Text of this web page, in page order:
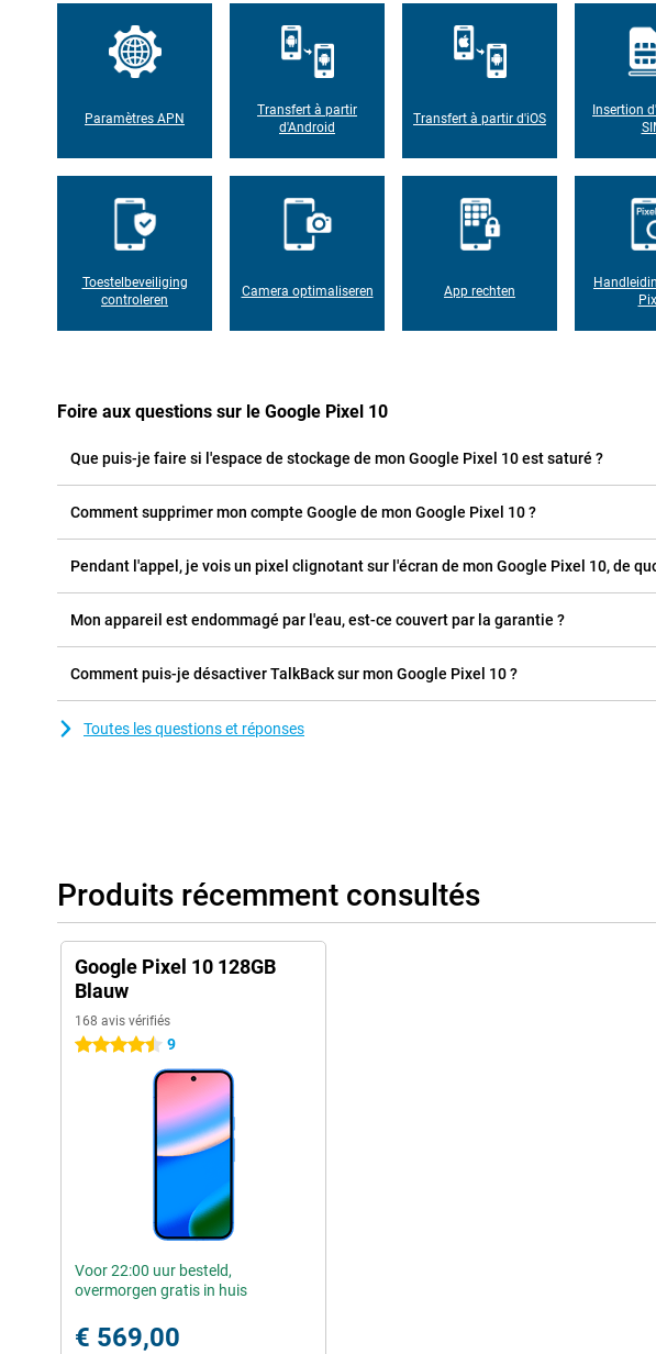
Paramètres APN
Transfert à partir
d'Android
Transfert à partir d'iOS
Insertion
Toestelbeveiliging
controleren
Camera optimaliseren App rechten
Foire aux questions sur le Google Pixel 10
Que puis-je faire si l'espace de stockage de mon Google Pixel 10 est saturé ?
Comment supprimer mon compte Google de mon Google Pixel 10 ?
Pendant l'appel, je vois un pixel clignotant sur l'écran de mon Google Pixel 10, de
Mon appareil est endommagé par l'eau, est-ce couvert par la garantie ?
Comment puis-je désactiver TalkBack sur mon Google Pixel 10 ?
Toutes les questions et réponses
Produits récemment consultés
Google Pixel 10 128GB
Blauw
168 avis vérifiés
4.5 étoiles 9
Voor 22:00 uur besteld,
overmorgen gratis in huis
€ 569,00